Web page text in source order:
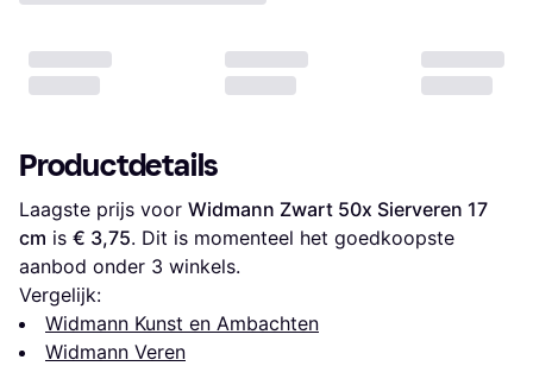
Productdetails
Laagste prijs voor Widmann Zwart 50x Sierveren 17
cm is € 3,75. Dit is momenteel het goedkoopste
aanbod onder 3 winkels.
Vergelijk:
Widmann Kunst en Ambachten
Widmann Veren